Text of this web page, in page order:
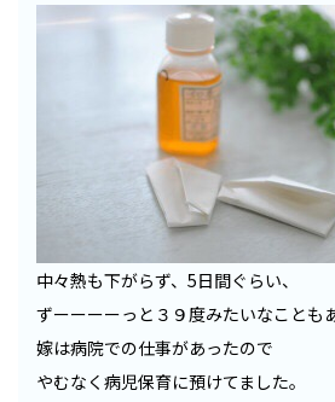
中々熱も下がらず、5日間ぐらい、
ずーーーーっと３９度みたいなことも
嫁は病院での仕事があったので
やむなく病児保育に預けてました。